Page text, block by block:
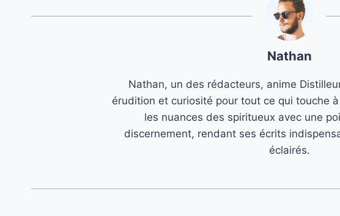
Nathan
Nathan, un des rédacteurs, anime
érudition et curiosité pour tout ce qui touche
les nuances des spiritueux avec une
discernement, rendant ses écrits
éclairés.